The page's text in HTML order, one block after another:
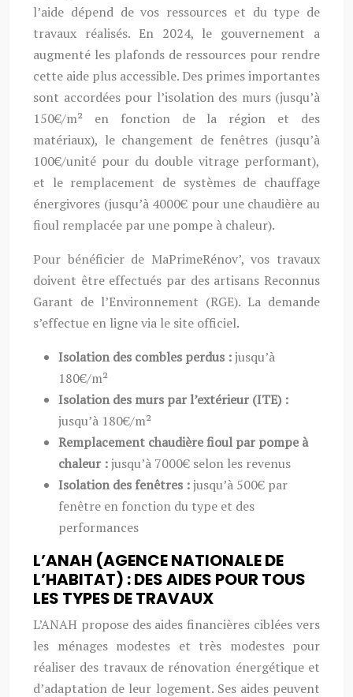
l’aide dépend de vos ressources et du type de
travaux réalisés. En 2024, le gouvernement a
augmenté les plafonds de ressources pour rendre
cette aide plus accessible. Des primes importantes
sont accordées pour l’isolation des murs (jusqu’à
150€/m² en fonction de la région et des
matériaux), le changement de fenêtres (jusqu’à
100€/unité pour du double vitrage performant),
et le remplacement de systèmes de chauffage
énergivores (jusqu’à 4000€ pour une chaudière au
fioul remplacée par une pompe à chaleur).
Pour bénéficier de MaPrimeRénov’, vos travaux
doivent être effectués par des artisans Reconnus
Garant de l’Environnement (RGE). La demande
s’effectue en ligne via le site officiel.
Isolation des combles perdus :jusqu’à
180€/m²
Isolation des murs par l’extérieur (ITE) :
jusqu’à 180€/m²
Remplacement chaudière fioul par pompe à
chaleur :jusqu’à 7000€ selon les revenus
Isolation des fenêtres :jusqu’à 500€ par
fenêtre en fonction du type et des
performances
L’ANAH (AGENCE NATIONALE DE
L’HABITAT) : DES AIDES POUR TOUS
LES TYPES DE TRAVAUX
L’ANAH propose des aides financières ciblées vers
les ménages modestes et très modestes pour
réaliser des travaux de rénovation énergétique et
d’adaptation de leur logement. Ses aides peuvent